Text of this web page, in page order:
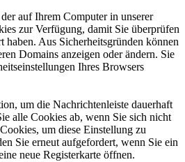
auf Ihrem Computer in unserer
zur Verfügung, damit Sie überprüfen
haben. Aus Sicherheitsgründen können
Domains anzeigen oder ändern. Sie
Ihres Browsers
um die Nachrichtenleiste dauerhaft
alle Cookies ab, wenn Sie sich nicht
um diese Einstellung zu
Sie erneut aufgefordert, wenn Sie ein
neue Registerkarte öffnen.